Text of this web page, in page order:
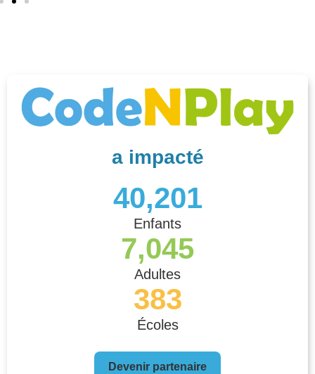
a impacté
Enfants
40,201
Adultes
7,045
Écoles
383
Devenir partenaire